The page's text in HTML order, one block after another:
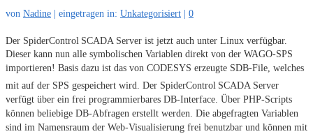
von Nadine | eingetragen in: Unkategorisiert | 0
Der SpiderControl SCADA Server ist jetzt auch unter Linux verfügbar.
Dieser kann nun alle symbolischen Variablen direkt von der WAGO-SPS
importieren! Basis dazu ist das von CODESYS erzeugte SDB-File, welches
mit auf der SPS gespeichert wird. Der SpiderControl SCADA Server
verfügt über ein frei programmierbares DB-Interface. Über PHP-Scripts
können beliebige DB-Abfragen erstellt werden. Die abgefragten Variablen
sind im Namensraum der Web-Visualisierung frei benutzbar und können mit